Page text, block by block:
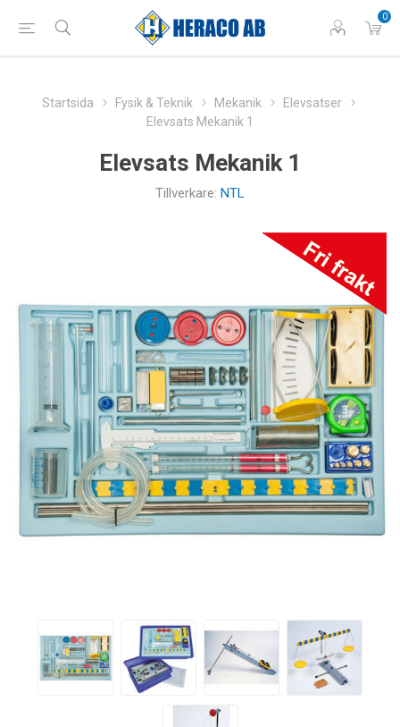
0
Startsida Fysik & Teknik Mekanik
Elevsatser
Elevsats Mekanik 1
Elevsats Mekanik 1
Tillverkare: NTL